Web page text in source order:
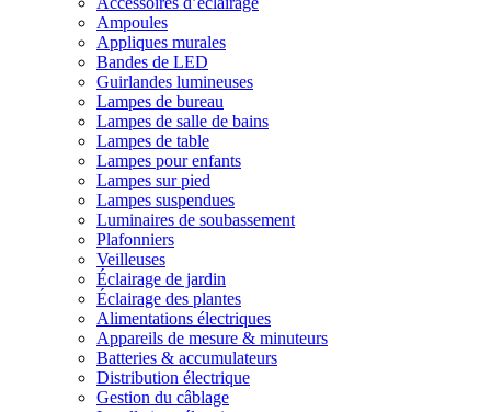
Ampoules
Appliques murales
Bandes de LED
Guirlandes lumineuses
Lampes de bureau
Lampes de salle de bains
Lampes de table
Lampes pour enfants
Lampes sur pied
Lampes suspendues
Luminaires de soubassement
Plafonniers
Veilleuses
Éclairage de jardin
Éclairage des plantes
Alimentations électriques
Appareils de mesure & minuteurs
Batteries & accumulateurs
Distribution électrique
Gestion du câblage